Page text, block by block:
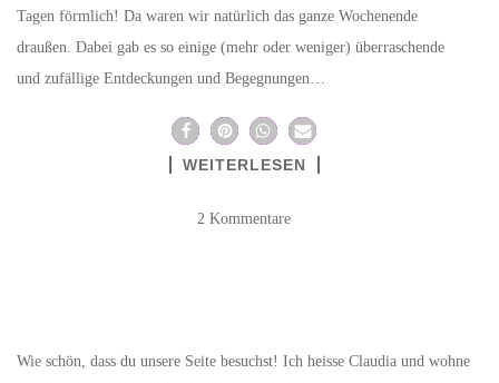
Tagen förmlich! Da waren wir natürlich das ganze Wochenende
draußen. Dabei gab es so einige (mehr oder weniger) überraschende
und zufällige Entdeckungen und Begegnungen…
WEITERLESEN
2 Kommentare
Wie schön, dass du unsere Seite besuchst! Ich heisse Claudia und wohne